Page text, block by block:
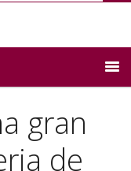
gran
de